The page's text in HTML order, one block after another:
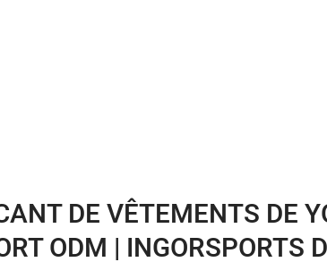
DE VÊTEMENTS DE
ODM | INGORSPORTS